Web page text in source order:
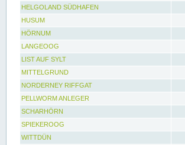
HELGOLAND SÜDHAFEN
HUSUM
HÖRNUM
LANGEOOG
LIST AUF SYLT
MITTELGRUND
NORDERNEY RIFFGAT
PELLWORM ANLEGER
SCHARHÖRN
SPIEKEROOG
WITTDÜN